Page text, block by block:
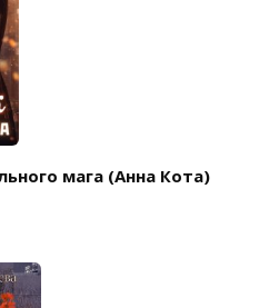
мага (Анна Кота)